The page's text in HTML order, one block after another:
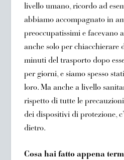
livello umano, ricordo ad
abbiamo accompagnato in
preoccupatissimi e facevano
anche solo per chiacchierare
minuti del trasporto dopo
per giorni, e siamo spesso
loro. Ma anche a livello
rispetto di tutte le precauzioni
dei dispositivi di protezione,
dietro.
Cosa hai fatto appena